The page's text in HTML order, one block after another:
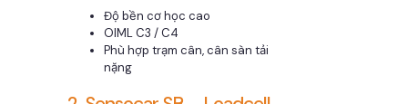
Độ bền cơ học cao
OIML C3 / C4
Phù hợp trạm cân, cân sàn tải
nặng